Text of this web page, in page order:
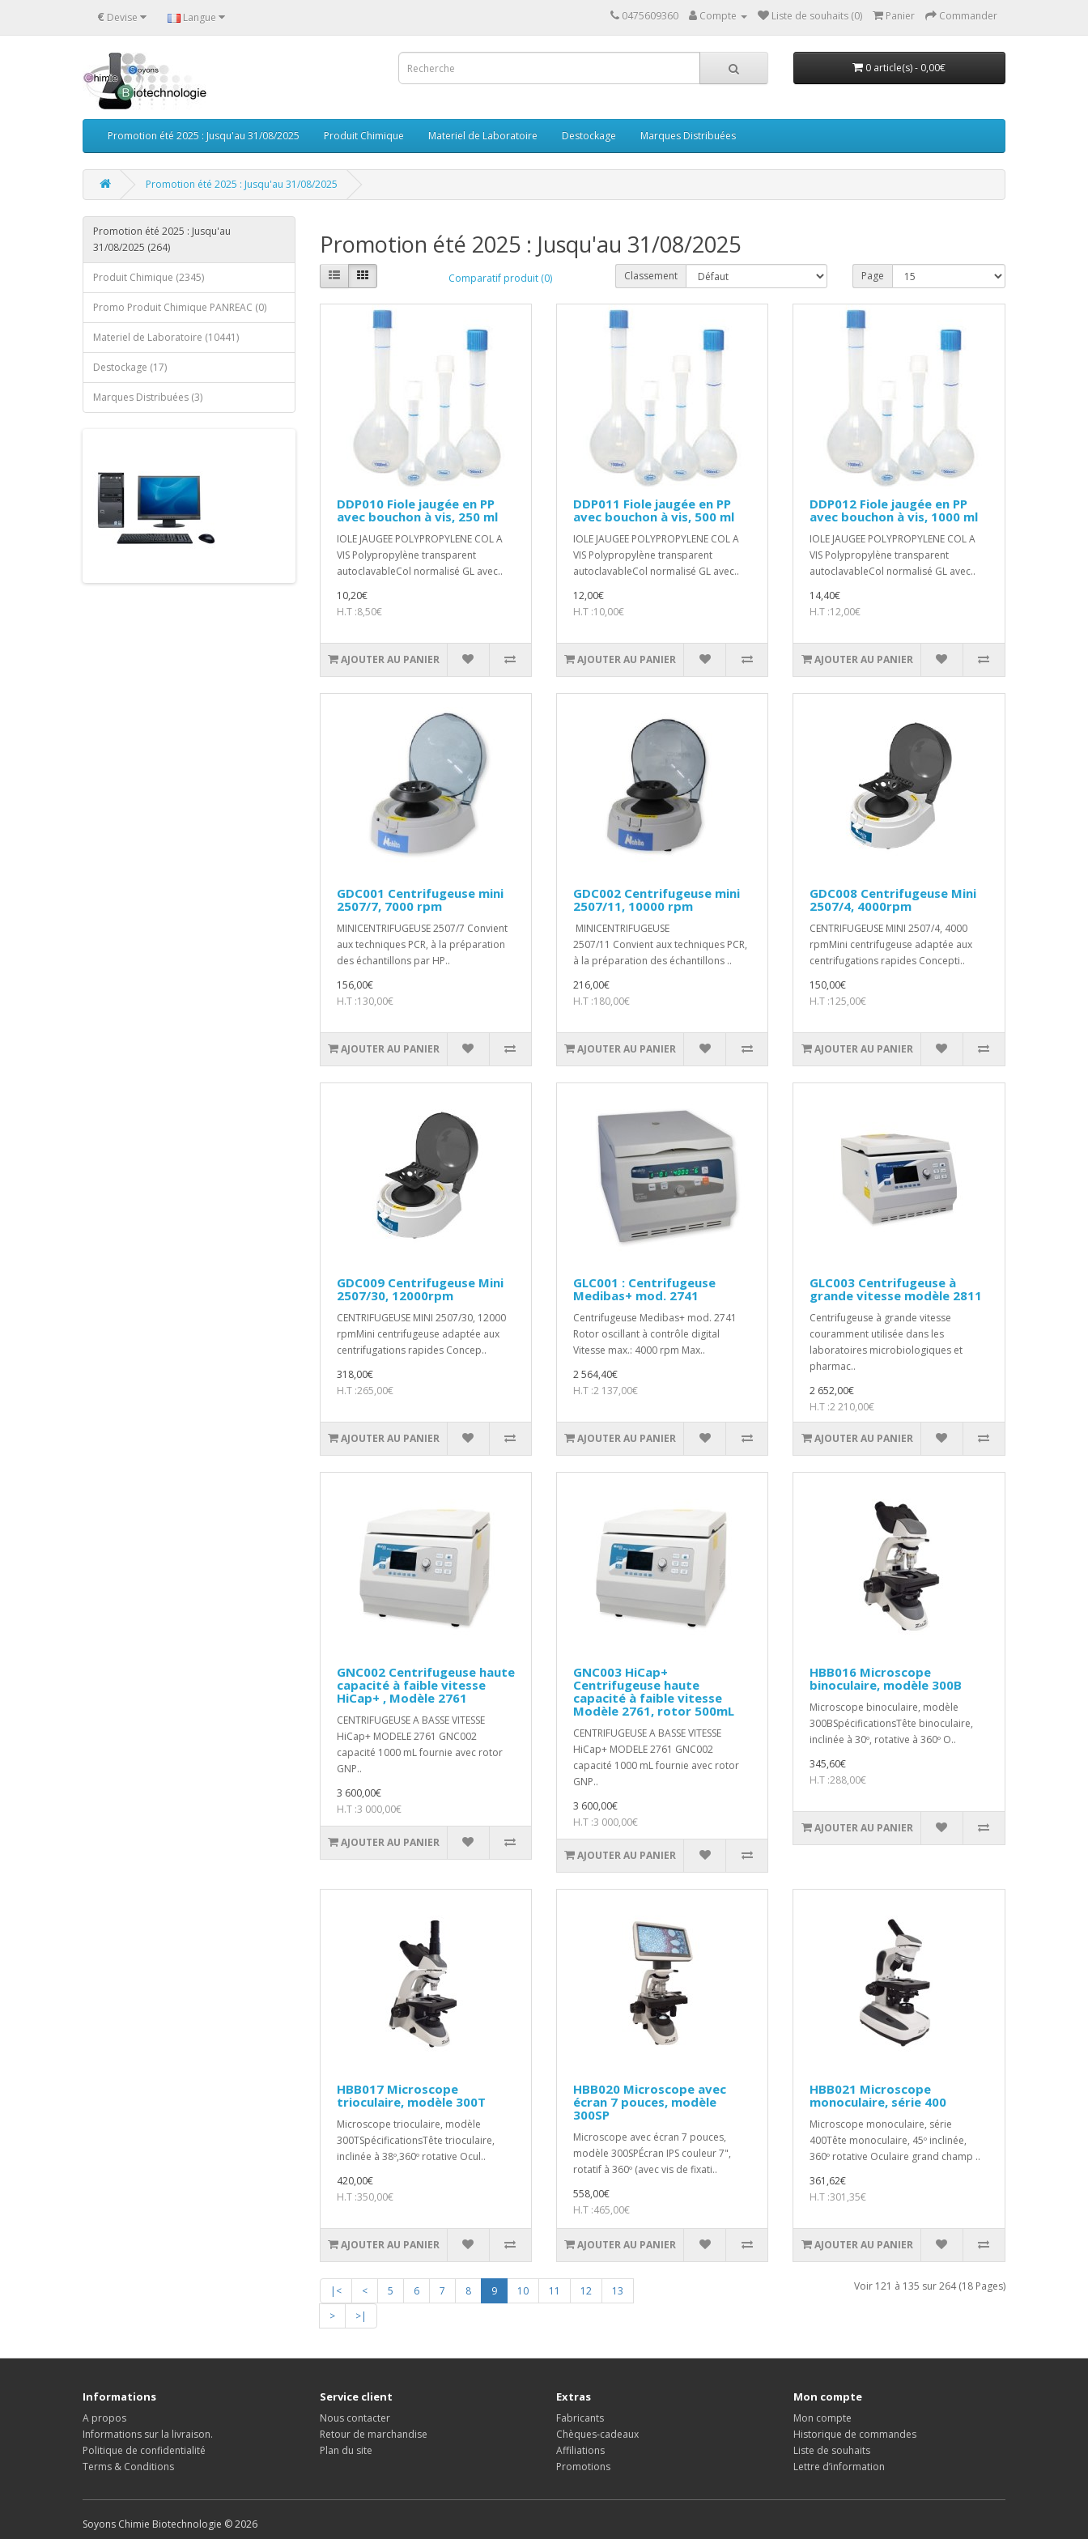
€ Devise Langue 0475609360 Compte Liste de souhaits (0) Panier Commander
0 article(s) - 0,00€
Promotion été 2025 : Jusqu'au 31/08/2025 Produit Chimique Materiel de Laboratoire Destockage Marques Distribuées
Promotion été 2025 : Jusqu'au 31/08/2025
Promotion été 2025 : Jusqu'au
31/08/2025 (264)
Produit Chimique (2345)
Promo Produit Chimique PANREAC (0)
Materiel de Laboratoire (10441)
Destockage (17)
Marques Distribuées (3)
Promotion été 2025 : Jusqu'au 31/08/2025
Comparatif produit (0) Classement Page
DDP010 Fiole jaugée en PP
avec bouchon à vis, 250 ml
IOLE JAUGEE POLYPROPYLENE COL A
VIS Polypropylène transparent
autoclavableCol normalisé GL avec..
10,20€
H.T :8,50€
AJOUTER AU PANIER
DDP011 Fiole jaugée en PP
avec bouchon à vis, 500 ml
IOLE JAUGEE POLYPROPYLENE COL A
VIS Polypropylène transparent
autoclavableCol normalisé GL avec..
12,00€
H.T :10,00€
AJOUTER AU PANIER
DDP012 Fiole jaugée en PP
avec bouchon à vis, 1000 ml
IOLE JAUGEE POLYPROPYLENE COL A
VIS Polypropylène transparent
autoclavableCol normalisé GL avec..
14,40€
H.T :12,00€
AJOUTER AU PANIER
GDC001 Centrifugeuse mini
2507/7, 7000 rpm
MINICENTRIFUGEUSE 2507/7 Convient
aux techniques PCR, à la préparation
des échantillons par HP..
156,00€
H.T :130,00€
AJOUTER AU PANIER
GDC002 Centrifugeuse mini
2507/11, 10000 rpm
MINICENTRIFUGEUSE
2507/11 Convient aux techniques PCR,
à la préparation des échantillons ..
216,00€
H.T :180,00€
AJOUTER AU PANIER
GDC008 Centrifugeuse Mini
2507/4, 4000rpm
CENTRIFUGEUSE MINI 2507/4, 4000
rpmMini centrifugeuse adaptée aux
centrifugations rapides Concepti..
150,00€
H.T :125,00€
AJOUTER AU PANIER
GDC009 Centrifugeuse Mini
2507/30, 12000rpm
CENTRIFUGEUSE MINI 2507/30, 12000
rpmMini centrifugeuse adaptée aux
centrifugations rapides Concep..
318,00€
H.T :265,00€
AJOUTER AU PANIER
GLC001 : Centrifugeuse
Medibas+ mod. 2741
Centrifugeuse Medibas+ mod. 2741
Rotor oscillant à contrôle digital
Vitesse max.: 4000 rpm Max..
2 564,40€
H.T :2 137,00€
AJOUTER AU PANIER
GLC003 Centrifugeuse à
grande vitesse modèle 2811
Centrifugeuse à grande vitesse
couramment utilisée dans les
laboratoires microbiologiques et
pharmac..
2 652,00€
H.T :2 210,00€
AJOUTER AU PANIER
GNC002 Centrifugeuse haute
capacité à faible vitesse
HiCap+ , Modèle 2761
CENTRIFUGEUSE A BASSE VITESSE
HiCap+ MODELE 2761 GNC002
capacité 1000 mL fournie avec rotor
GNP..
3 600,00€
H.T :3 000,00€
AJOUTER AU PANIER
GNC003 HiCap+
Centrifugeuse haute
capacité à faible vitesse
Modèle 2761, rotor 500mL
CENTRIFUGEUSE A BASSE VITESSE
HiCap+ MODELE 2761 GNC002
capacité 1000 mL fournie avec rotor
GNP..
3 600,00€
H.T :3 000,00€
AJOUTER AU PANIER
HBB016 Microscope
binoculaire, modèle 300B
Microscope binoculaire, modèle
300BSpécificationsTête binoculaire,
inclinée à 30º, rotative à 360º O..
345,60€
H.T :288,00€
AJOUTER AU PANIER
HBB017 Microscope
trioculaire, modèle 300T
Microscope trioculaire, modèle
300TSpécificationsTête trioculaire,
inclinée à 38º,360º rotative Ocul..
420,00€
H.T :350,00€
AJOUTER AU PANIER
HBB020 Microscope avec
écran 7 pouces, modèle
300SP
Microscope avec écran 7 pouces,
modèle 300SPÉcran IPS couleur 7",
rotatif à 360º (avec vis de fixati..
558,00€
H.T :465,00€
AJOUTER AU PANIER
HBB021 Microscope
monoculaire, série 400
Microscope monoculaire, série
400Tête monoculaire, 45º inclinée,
360º rotative Oculaire grand champ ..
361,62€
H.T :301,35€
AJOUTER AU PANIER
|< < 5 6 7 8 9 10 11 12
13
>
>|
Voir 121 à 135 sur 264 (18 Pages)
Informations
A propos
Informations sur la livraison.
Politique de confidentialité
Terms & Conditions
Service client
Nous contacter
Retour de marchandise
Plan du site
Extras
Fabricants
Chèques-cadeaux
Affiliations
Promotions
Mon compte
Mon compte
Historique de commandes
Liste de souhaits
Lettre d’information
Soyons Chimie Biotechnologie © 2026